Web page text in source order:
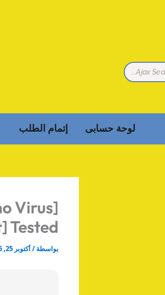
لوحة حسابى إتمام الطلب
Virus]
Tested
بواسطة /أكتوبر 25, 2025